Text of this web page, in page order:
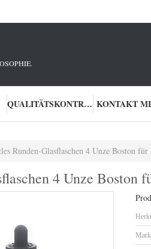
QUALITÄTSKONTROLLE KONTAKT
Runden-Glasflaschen 4 Unze Boston für
4 Unze Boston